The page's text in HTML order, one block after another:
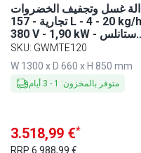
آلة غسل وتجفيف الخضروات
تجارية - 157 L - 4 - 20 kg/h -
380 V - 1,90 kW - ستانلس
ستيل
SKU: GWMTE120
W 1300 x D 660 x H 850 mm
متوفر بالمخزون:
1
-
3 أيام
3.518,99 €*
RRP 6.988,99 €